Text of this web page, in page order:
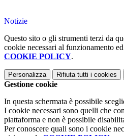
Notizie
Questo sito o gli strumenti terzi da
cookie necessari al funzionamento
COOKIE POLICY.
Personalizza Rifiuta tutti i cookies
Gestione cookie
In questa schermata è possibile
I cookie necessari sono quelli che
piattaforma e non è possibile
Per conoscere quali sono i cookie